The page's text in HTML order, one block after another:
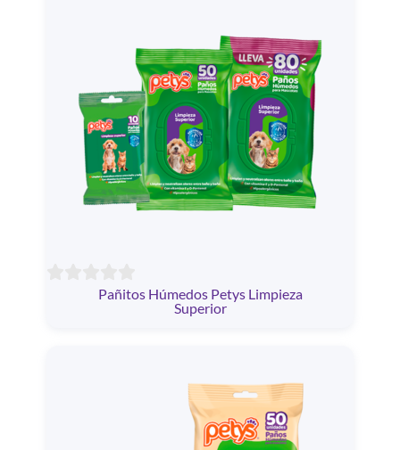
Pañitos Húmedos Petys Limpieza
Superior